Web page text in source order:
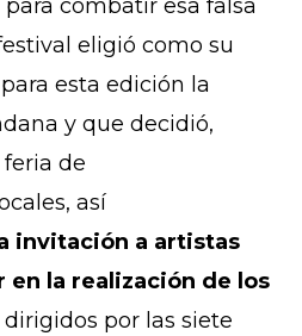
combatir esa falsa
eligió como su
esta edición la
y que decidió,
de
así
invitación a artistas
en la realización de los
dirigidos por las siete